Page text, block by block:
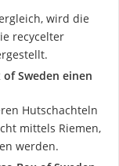
wird die
recycelter
Sweden einen
Hutschachteln
mittels Riemen,
werden.